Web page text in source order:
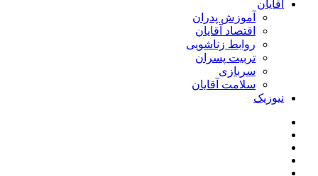
آقایان
آموزش پدران
اقتصاد آقایان
روابط زناشویی
تربیت پسران
سربازی
سلامت آقایان
نیوزیک